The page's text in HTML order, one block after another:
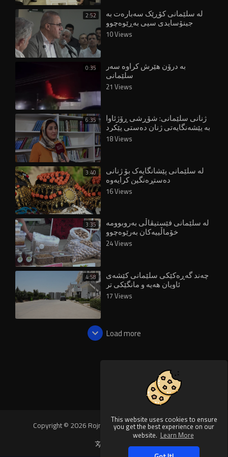
This website uses cookies to ensure
you get the best experience on our
website. Learn More
2:52 لە سلێمانی کۆڕێک سەبارەت بە
جینۆسایدی سپی بەڕێوەچوو
10 Views
0:35 بە درۆن هێرش کراوە سەر
سلێمانی
21 Views
6:35 ژنانی سلێمانی: شۆڕشی ڕۆژئاوا
بە پێشەنگایەتی ژنان دەستی پێکرد
18 Views
3:40 لە سلێمانی پێشانگایەک بۆ ژنانی
دەستڕەنگین کرایەوە
16 Views
3:35 لە سلێمانی فێستیڤاڵی بەروبوومە
خۆماڵییەکان بەرێوەچوو
24 Views
4:58 چەند گەڕەکێکی سلێمانی کێشەی
ئاویان هەیە و مانگێکی تر
چارەسەردەکرێت
17 Views
Load more
Copyright © 2026 Rojnews Video. All rights reserved.
Language